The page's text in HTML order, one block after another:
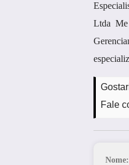
Ltda Me
Fale
Nome: